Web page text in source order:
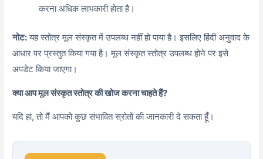
करना अधिक लाभकारी होता है।
नोट:यह स्तोत्र मूल संस्कृत में उपलब्ध नहीं हो पाया है। इसलिए हिंदी अनुवाद के
आधार पर प्रस्तुत किया गया है। मूल संस्कृत स्तोत्र उपलब्ध होने पर इसे
अपडेट किया जाएगा।
क्या आप मूल संस्कृत स्तोत्र की खोज करना चाहते हैं?
यदि हां, तो मैं आपको कुछ संभावित स्रोतों की जानकारी दे सकता हूँ।